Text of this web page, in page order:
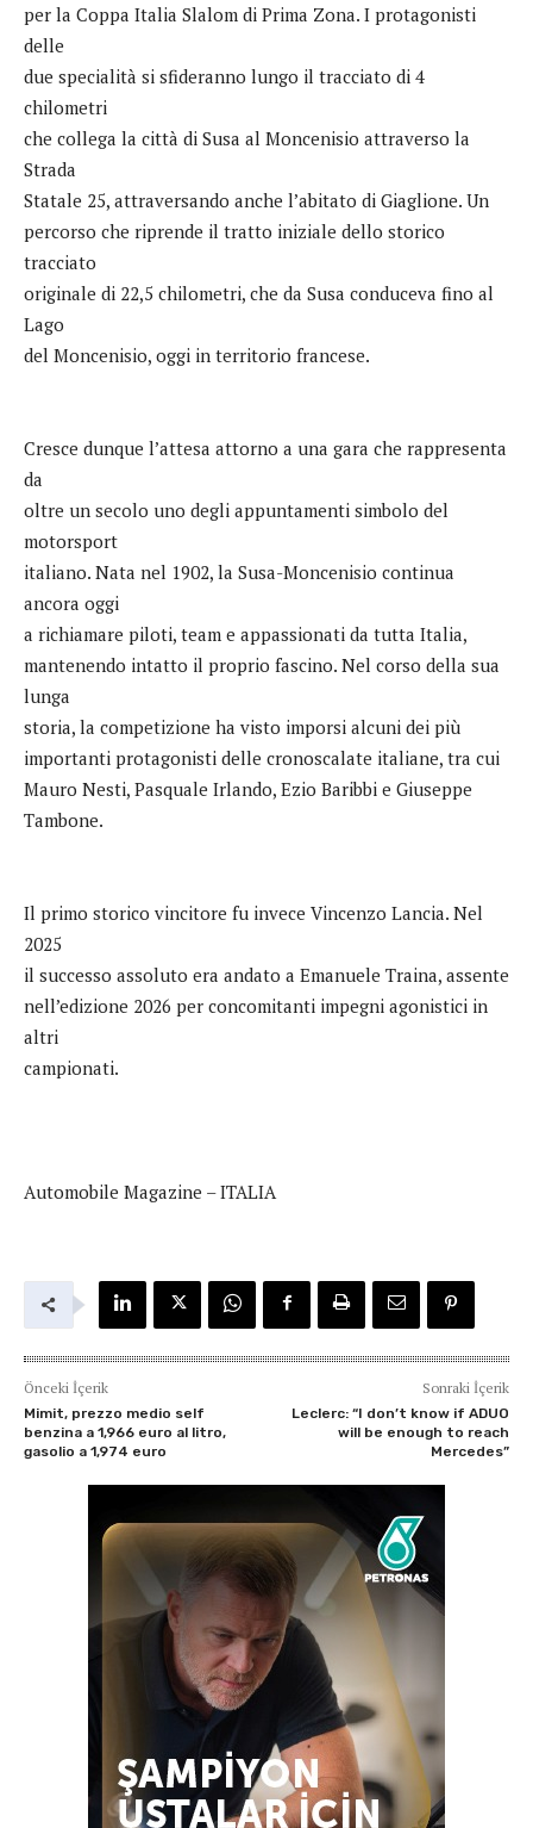
per la Coppa Italia Slalom di Prima Zona. I protagonisti
delle
due specialità si sfideranno lungo il tracciato di 4
chilometri
che collega la città di Susa al Moncenisio attraverso la
Strada
Statale 25, attraversando anche l’abitato di Giaglione. Un
percorso che riprende il tratto iniziale dello storico
tracciato
originale di 22,5 chilometri, che da Susa conduceva fino al
Lago
del Moncenisio, oggi in territorio francese.
Cresce dunque l’attesa attorno a una gara che rappresenta
da
oltre un secolo uno degli appuntamenti simbolo del
motorsport
italiano. Nata nel 1902, la Susa-Moncenisio continua
ancora oggi
a richiamare piloti, team e appassionati da tutta Italia,
mantenendo intatto il proprio fascino. Nel corso della sua
lunga
storia, la competizione ha visto imporsi alcuni dei più
importanti protagonisti delle cronoscalate italiane, tra cui
Mauro Nesti, Pasquale Irlando, Ezio Baribbi e Giuseppe
Tambone.
Il primo storico vincitore fu invece Vincenzo Lancia. Nel
2025
il successo assoluto era andato a Emanuele Traina, assente
nell’edizione 2026 per concomitanti impegni agonistici in
altri
campionati.
Automobile Magazine – ITALIA
Önceki İçerik
Mimit, prezzo medio self
benzina a 1,966 euro al litro,
gasolio a 1,974 euro
Sonraki İçerik
Leclerc: “I don’t know if ADUO
will be enough to reach
Mercedes”